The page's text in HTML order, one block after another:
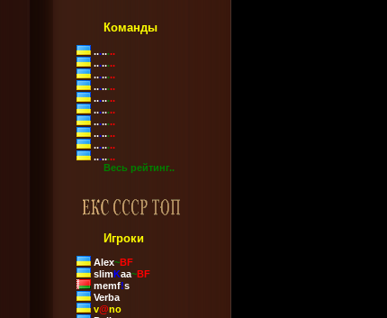
Команды
........
........
........
........
........
........
........
........
........
........
Весь рейтинг..
Игроки
Alex~BF
slimKaa~BF
memf!s
Verba
v@no